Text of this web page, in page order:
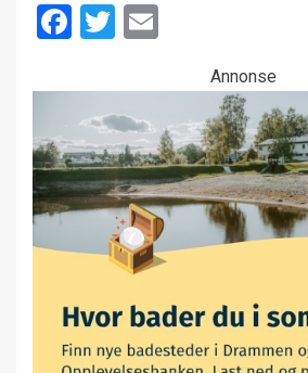
Facebook
Twitter
Annonse